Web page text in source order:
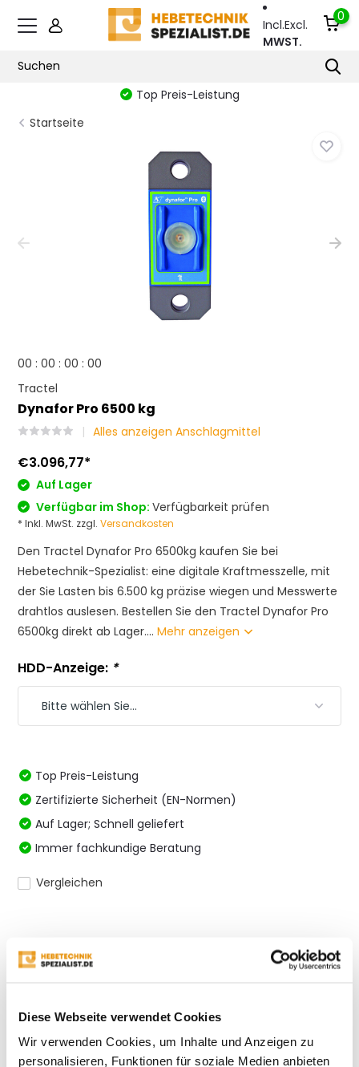
Diese Webseite verwendet Cookies
Wir verwenden Cookies, um Inhalte und Anzeigen zu
personalisieren, Funktionen für soziale Medien anbieten
Incl.Excl.
MWST.
0
Top Preis-Leistung
Startseite
00 :00 :00 :00
Tractel
Dynafor Pro 6500 kg
Alles anzeigen Anschlagmittel
€3.096,77*
Auf Lager
Verfügbar im Shop:Verfügbarkeit prüfen
* Inkl. MwSt. zzgl.Versandkosten
Den Tractel Dynafor Pro 6500kg kaufen Sie bei
Hebetechnik-Spezialist: eine digitale Kraftmesszelle, mit
der Sie Lasten bis 6.500 kg präzise wiegen und Messwerte
drahtlos auslesen. Bestellen Sie den Tractel Dynafor Pro
6500kg direkt ab Lager....Mehr anzeigen
HDD-Anzeige: *
Top Preis-Leistung
Zertifizierte Sicherheit (EN-Normen)
Auf Lager; Schnell geliefert
Immer fachkundige Beratung
Vergleichen
Produktbeschreibung
Bewertungen